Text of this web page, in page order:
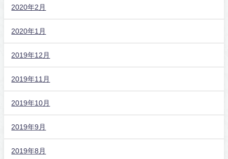
2020年2月
2020年1月
2019年12月
2019年11月
2019年10月
2019年9月
2019年8月